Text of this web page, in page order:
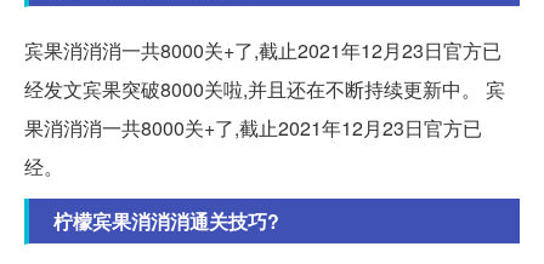
宾果消消消一共8000关+了,截止2021年12月23日官方已
经发文宾果突破8000关啦,并且还在不断持续更新中。 宾
果消消消一共8000关+了,截止2021年12月23日官方已
经。
柠檬宾果消消消通关技巧?